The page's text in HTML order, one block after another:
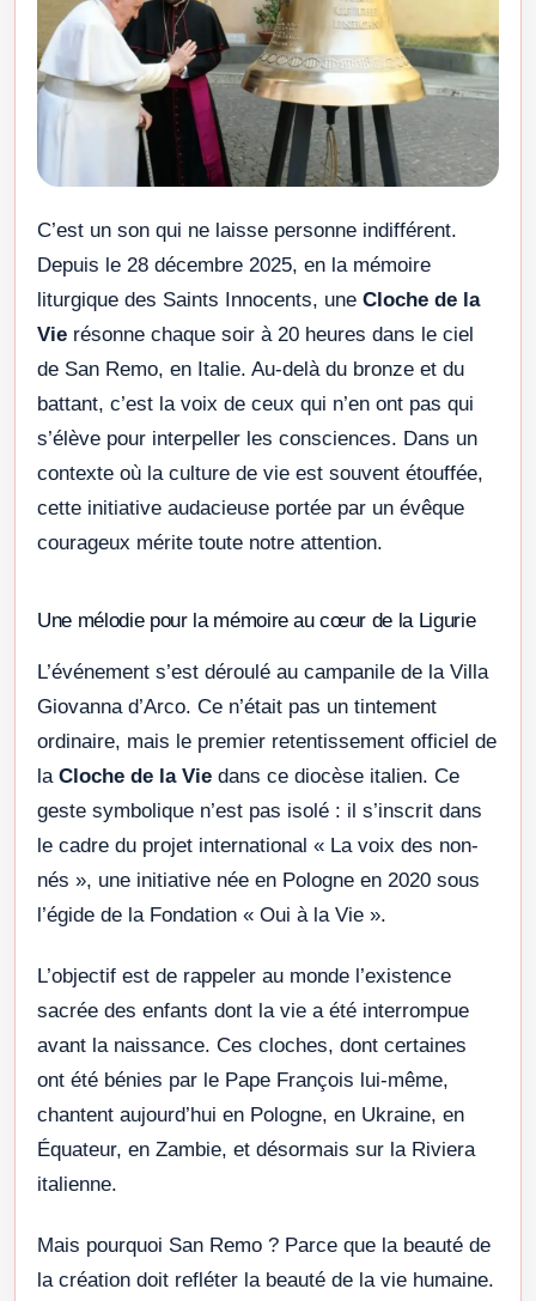
C’est un son qui ne laisse personne indifférent.
Depuis le 28 décembre 2025, en la mémoire
liturgique des Saints Innocents, une Cloche de la
Vie résonne chaque soir à 20 heures dans le ciel
de San Remo, en Italie. Au-delà du bronze et du
battant, c’est la voix de ceux qui n’en ont pas qui
s’élève pour interpeller les consciences. Dans un
contexte où la culture de vie est souvent étouffée,
cette initiative audacieuse portée par un évêque
courageux mérite toute notre attention.
Une mélodie pour la mémoire au cœur de la Ligurie
L’événement s’est déroulé au campanile de la Villa
Giovanna d’Arco. Ce n’était pas un tintement
ordinaire, mais le premier retentissement officiel de
la Cloche de la Vie dans ce diocèse italien. Ce
geste symbolique n’est pas isolé : il s’inscrit dans
le cadre du projet international « La voix des non-
nés », une initiative née en Pologne en 2020 sous
l’égide de la Fondation « Oui à la Vie ».
L’objectif est de rappeler au monde l’existence
sacrée des enfants dont la vie a été interrompue
avant la naissance. Ces cloches, dont certaines
ont été bénies par le Pape François lui-même,
chantent aujourd’hui en Pologne, en Ukraine, en
Équateur, en Zambie, et désormais sur la Riviera
italienne.
Mais pourquoi San Remo ? Parce que la beauté de
la création doit refléter la beauté de la vie humaine.